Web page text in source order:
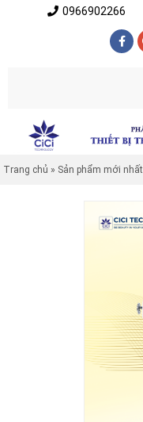
0966902266
Trang chủ » Sản phẩm mới nhất